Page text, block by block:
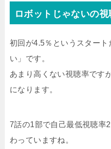
ロボットじゃないの視
初回が4.5％というスター
い」です。
あまり高くない視聴率です
になります。
7話の1部で自己最低視聴率
わっていますね。